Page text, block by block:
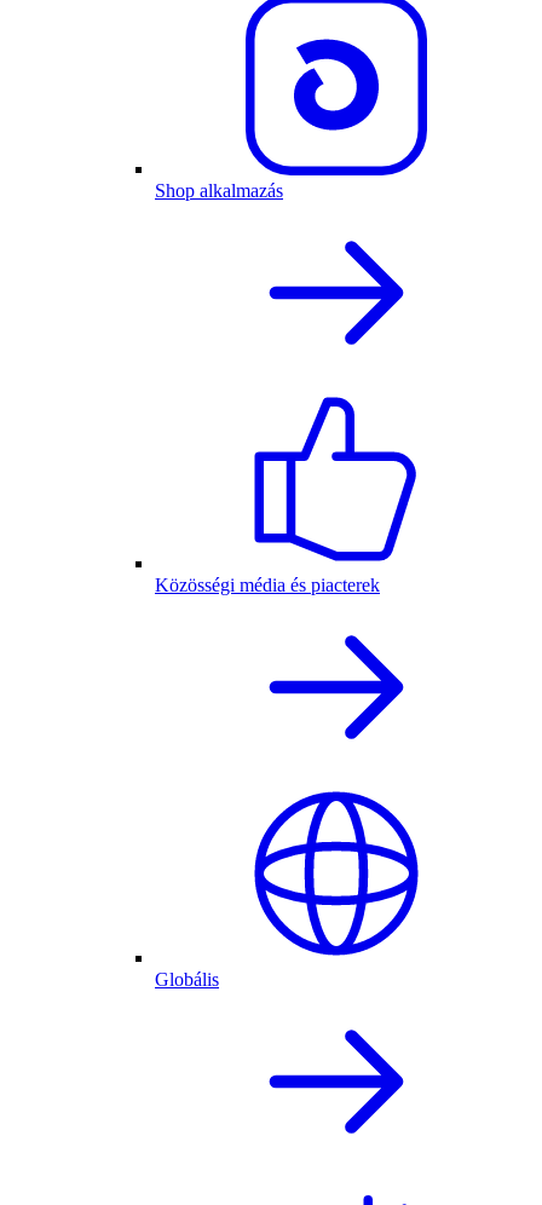
Shop alkalmazás
Közösségi média és piacterek
Globális